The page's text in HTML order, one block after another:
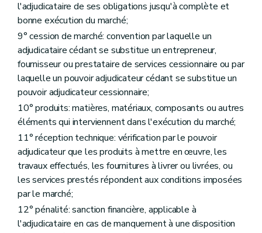
Art. 96
Art. 97
Art. 98
Art. 99
Art. 100
Art. 101
Art. 102
Art. 103
Chapitre 4
Dispositions propres aux concessions de travaux publics
Art. 104
Art. 105
Art. 106
Art. 107
Art. 108
Art. 109
Art. 110
Art. 111
Art. 112
Art. 113
Art. 114
l'adjudicataire de ses obligations jusqu'à complète et
bonne exécution du marché;
9° cession de marché: convention par laquelle un
adjudicataire cédant se substitue un entrepreneur,
fournisseur ou prestataire de services cessionnaire ou par
laquelle un pouvoir adjudicateur cédant se substitue un
pouvoir adjudicateur cessionnaire;
10° produits: matières, matériaux, composants ou autres
éléments qui interviennent dans l'exécution du marché;
11° réception technique: vérification par le pouvoir
adjudicateur que les produits à mettre en œuvre, les
travaux effectués, les fournitures à livrer ou livrées, ou
les services prestés répondent aux conditions imposées
par le marché;
12° pénalité: sanction financière, applicable à
l'adjudicataire en cas de manquement à une disposition